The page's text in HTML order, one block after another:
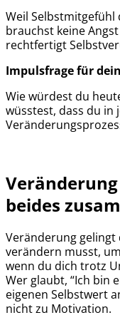
Weil
brauchst keine
rechtfertigt
Impulsfrage für
Wie würdest du
wüsstest, dass du in
beides
Veränderung
verändern musst,
wenn du dich trotz
Wer glaubt, “Ich bin
eigenen Selbstwert
nicht zu Motivation.